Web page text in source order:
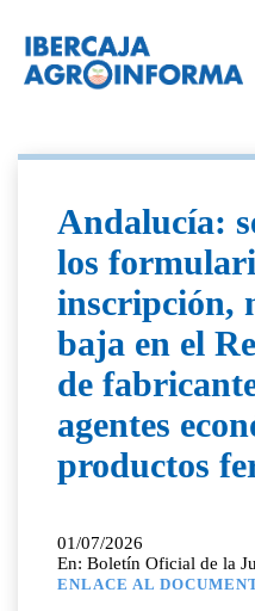
Andalucía:
los
inscripción,
baja en el
de
agentes
productos
01/07/2026
En: Boletín Oficial de la
ENLACE AL